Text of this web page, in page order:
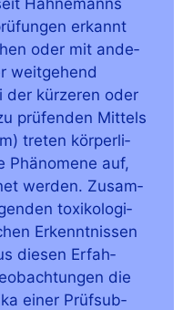
erkannt
oder mit ande­
weit­ge­hend
der kür­ze­ren oder
prü­fen­den Mit­tels
tre­ten kör­per­li­
Phä­no­me­ne auf,
wer­den. Zusam­
toxi­ko­lo­gi­
Erkennt­nis­sen
die­sen Erfah­
die
einer Prüf­sub­